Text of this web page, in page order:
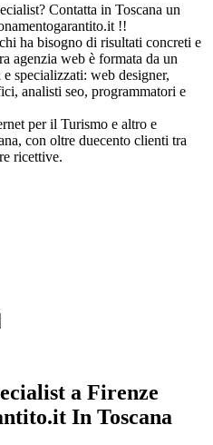
Contatta in Toscana un
!!
ha bisogno di risultati concreti e
agenzia web è formata da un
specializzati: web designer,
analisti seo, programmatori e
per il Turismo e altro e
con oltre duecento clienti tra
ricettive.
a Firenze
In Toscana